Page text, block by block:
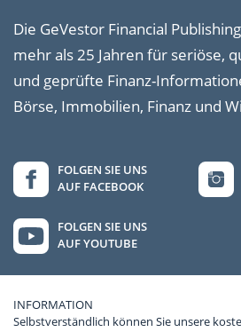
Die GeVestor Financial
mehr als 25 Jahren für seriöse,
und geprüfte Finanz-
Börse, Immobilien, Finanz und
FOLGEN SIE UNS
AUF FACEBOOK
FOLGEN SIE UNS
AUF YOUTUBE
INFORMATION
Selbstverständlich können Sie unsere